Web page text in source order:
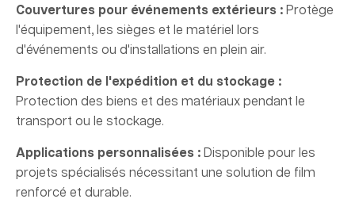
Couvertures pour événements extérieurs : Protège
l'équipement, les sièges et le matériel lors
d'événements ou d'installations en plein air.
Protection de l'expédition et du stockage :
Protection des biens et des matériaux pendant le
transport ou le stockage.
Applications personnalisées : Disponible pour les
projets spécialisés nécessitant une solution de film
renforcé et durable.